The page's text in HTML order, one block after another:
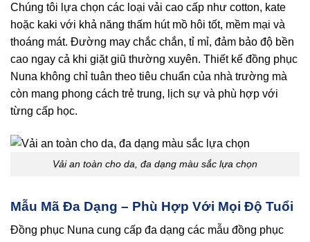
Chúng tôi lựa chọn các loại vải cao cấp như cotton, kate
hoặc kaki với khả năng thấm hút mồ hôi tốt, mềm mại và
thoáng mát. Đường may chắc chắn, tỉ mỉ, đảm bảo độ bền
cao ngay cả khi giặt giũ thường xuyên. Thiết kế đồng phục
Nuna không chỉ tuân theo tiêu chuẩn của nhà trường mà
còn mang phong cách trẻ trung, lịch sự và phù hợp với
từng cấp học.
Vải an toàn cho da, đa dạng màu sắc lựa chọn
Mẫu Mã Đa Dạng – Phù Hợp Với Mọi Độ Tuổi
Đồng phục Nuna cung cấp đa dạng các mẫu đồng phục